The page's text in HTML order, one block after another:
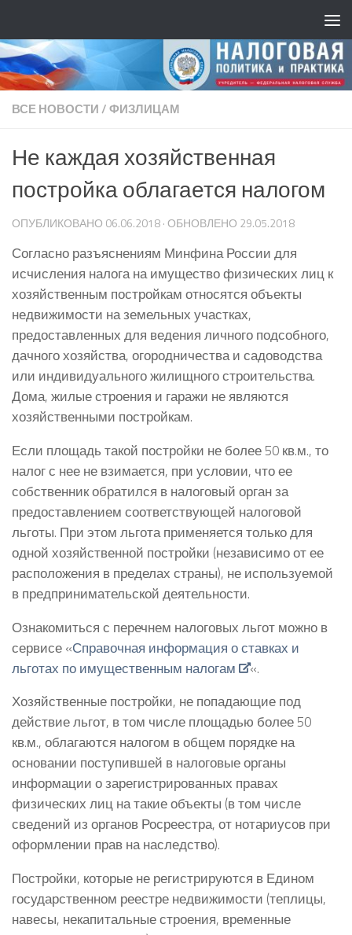
ВСЕ НОВОСТИ/ФИЗЛИЦАМ
Не каждая хозяйственная
постройка облагается налогом
ОПУБЛИКОВАНО 06.06.2018· ОБНОВЛЕНО 29.05.2018
Согласно разъяснениям Минфина России для
исчисления налога на имущество физических лиц к
хозяйственным постройкам относятся объекты
недвижимости на земельных участках,
предоставленных для ведения личного подсобного,
дачного хозяйства, огородничества и садоводства
или индивидуального жилищного строительства.
Дома, жилые строения и гаражи не являются
хозяйственными постройкам.
Если площадь такой постройки не более 50 кв.м., то
налог с нее не взимается, при условии, что ее
собственник обратился в налоговый орган за
предоставлением соответствующей налоговой
льготы. При этом льгота применяется только для
одной хозяйственной постройки (независимо от ее
расположения в пределах страны), не используемой
в предпринимательской деятельности.
Ознакомиться с перечнем налоговых льгот можно в
сервисе «Справочная информация о ставках и
льготах по имущественным налогам
«.
Хозяйственные постройки, не попадающие под
действие льгот, в том числе площадью более 50
кв.м., облагаются налогом в общем порядке на
основании поступившей в налоговые органы
информации о зарегистрированных правах
физических лиц на такие объекты (в том числе
сведений из органов Росреестра, от нотариусов при
оформлении прав на наследство).
Постройки, которые не регистрируются в Едином
государственном реестре недвижимости (теплицы,
навесы, некапитальные строения, временные